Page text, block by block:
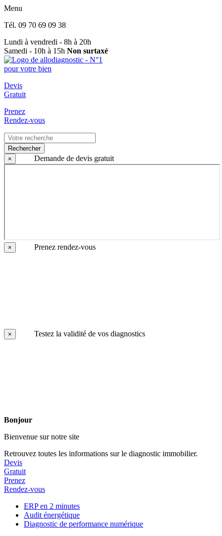
Menu
Tél. 09 70 69 09 38
Lundi à vendredi - 8h à 20h
Samedi - 10h à 15h Non surtaxé
Devis
Gratuit
Prenez
Rendez-vous
Rechercher
×
Demande de devis gratuit
× Prenez rendez-vous
× Testez la validité de vos diagnostics
Bonjour
Bienvenue sur notre site
Retrouvez toutes les informations sur le diagnostic immobilier.
Devis
Gratuit
Prenez
Rendez-vous
ERP en 2 minutes
Audit énergétique
Diagnostic de performance numérique